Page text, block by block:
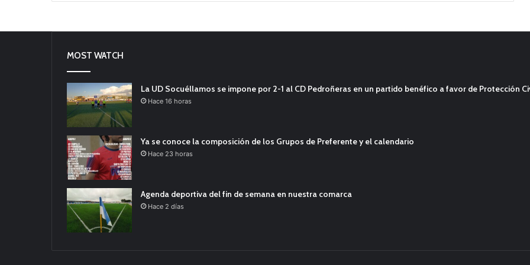
MOST WATCH
La UD Socuéllamos se impone por 2-1 al CD Pedroñeras en un partido benéfico a favor de Protección
Hace 16 horas
Ya se conoce la composición de los Grupos de Preferente y el calendario
Hace 23 horas
Agenda deportiva del fin de semana en nuestra comarca
Hace 2 días